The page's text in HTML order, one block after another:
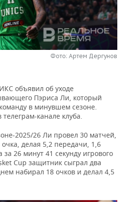
Фото: Артем Дергунов
объявил об уходе
Пэриса Ли, который
в минувшем сезоне.
телеграм-канале клуба.
2025/26 Ли провел 30 матчей,
делая 5,2 передачи, 1,6
26 минут 41 секунду игрового
Cup защитник сыграл два
набирал 18 очков и делал 4,5